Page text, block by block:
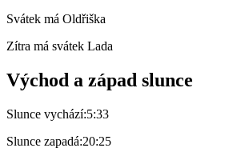
Svátek má Oldřiška
Zítra má svátek Lada
Východ a západ slunce
Slunce vychází:5:33
Slunce zapadá:20:25